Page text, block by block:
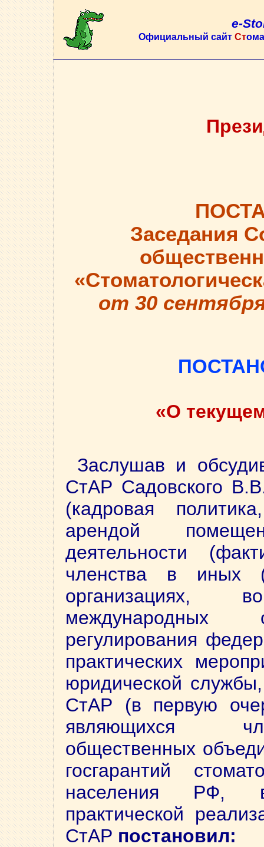
e-
Официальный сайт Ст
Заседания
от 30
«О
Заслушав и
СтАР Садовского
(кадровая
арендой
деятельности
членства в иных
организациях,
международных
регулирования
практических
юридической
СтАР (в первую
являющихся
общественных
госгарантий
населения РФ,
практической
СтАР постановил: